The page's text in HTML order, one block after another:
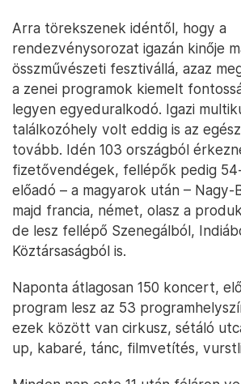
Arra törekszenek idéntől, hogy a
rendezvénysorozat igazán kinője
összművészeti fesztivállá, azaz
a zenei programok kiemelt
legyen egyeduralkodó. Igazi
találkozóhely volt eddig is az
tovább. Idén 103 országból
fizetővendégek, fellépők pedig
előadó – a magyarok után – Nagy-
majd francia, német, olasz a
de lesz fellépő Szenegálból,
Köztársaságból is.
Naponta átlagosan 150 koncert,
program lesz az 53
ezek között van cirkusz, sétáló
up, kabaré, tánc, filmvetítés,